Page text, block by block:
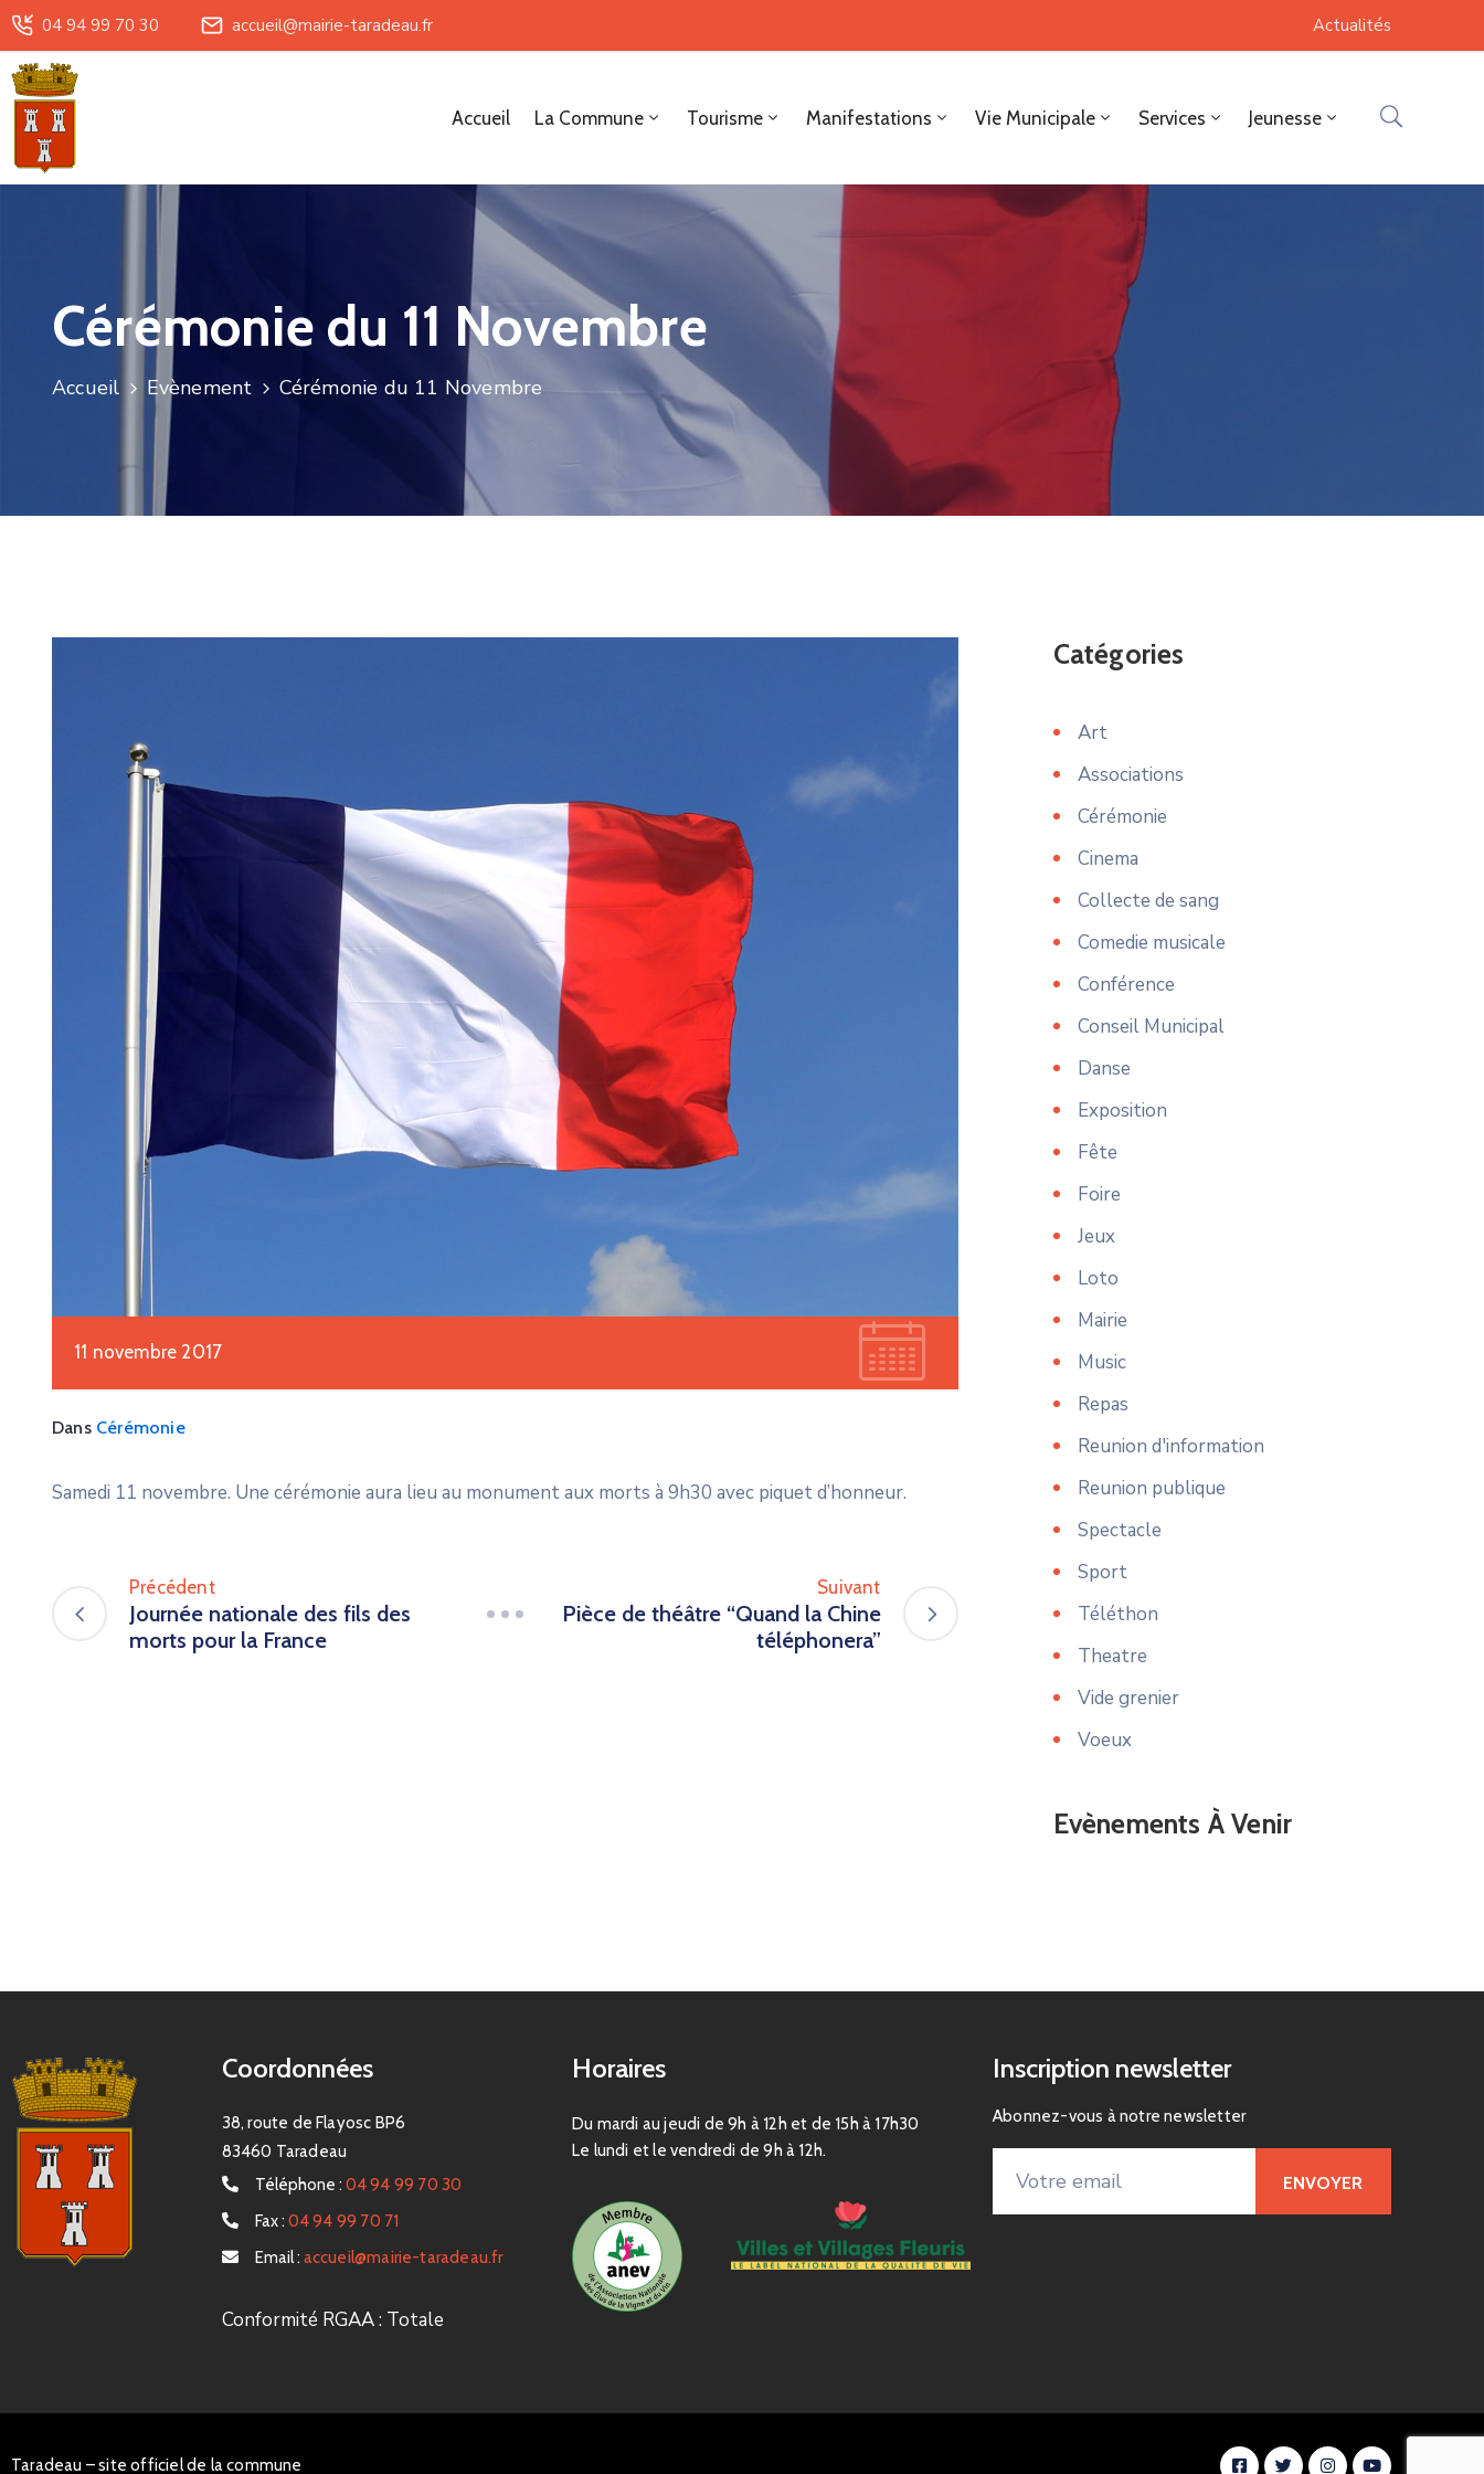
04 94 99 70 30 accueil@mairie-taradeau.fr Actualités
Accueil La Commune Tourisme Manifestations Vie Municipale Services Jeunesse
Cérémonie du 11 Novembre
Accueil Evènement Cérémonie du 11 Novembre
11 novembre 2017
Dans Cérémonie
Samedi 11 novembre. Une cérémonie aura lieu au monument aux morts à 9h30 avec piquet d’honneur.
Précédent
Journée nationale des fils des
morts pour la France
Suivant
Pièce de théâtre “Quand la Chine
téléphonera”
Catégories
Art
Associations
Cérémonie
Cinema
Collecte de sang
Comedie musicale
Conférence
Conseil Municipal
Danse
Exposition
Fête
Foire
Jeux
Loto
Mairie
Music
Repas
Reunion d'information
Reunion publique
Spectacle
Sport
Téléthon
Theatre
Vide grenier
Voeux
Evènements À Venir
Coordonnées
38, route de Flayosc BP6
83460 Taradeau
Téléphone : 04 94 99 70 30
Fax : 04 94 99 70 71
Email : accueil@mairie-taradeau.fr
Conformité RGAA : Totale
Horaires
Du mardi au jeudi de 9h à 12h et de 15h à 17h30
Le lundi et le vendredi de 9h à 12h.
Inscription newsletter
Abonnez-vous à notre newsletter
Taradeau – site officiel de la commune